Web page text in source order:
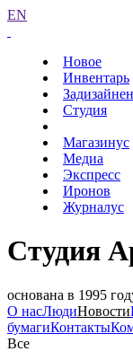
EN
Новое
Инвентарь
Студия
Магазинус
Медиа
Экспресс
Иронов
Журналус
Студия
основана в 1995
О насЛюдиНовости
бумагиКонтакты
Все